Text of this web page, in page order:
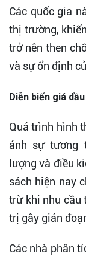
Các quốc gia
thị trường,
trở nên then
và sự ổn định
Diễn biến giá
Quá trình hình
ánh sự tương
lượng và điều
sách hiện nay
trừ khi nhu cầu
trị gây gián
Các nhà phân